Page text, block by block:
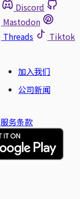
Discord
Mastodon
Threads
Tiktok
加入我们
公司新闻
服务条款